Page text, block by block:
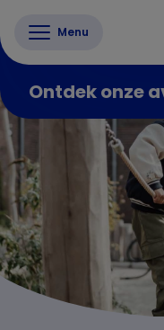
Menu
Ontdek onze